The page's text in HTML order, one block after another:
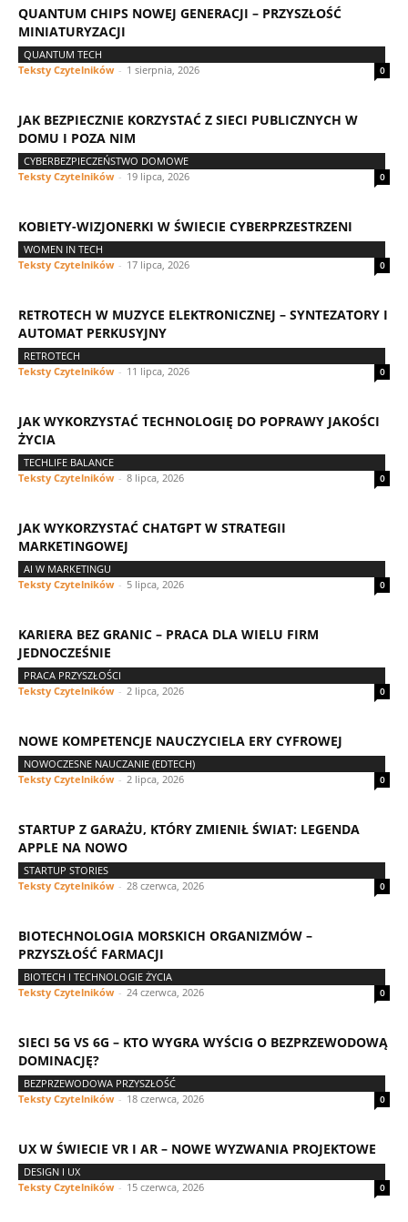
QUANTUM CHIPS NOWEJ GENERACJI – PRZYSZŁOŚĆ
MINIATURYZACJI
QUANTUM TECH
Teksty Czytelników - 1 sierpnia, 2026 0
JAK BEZPIECZNIE KORZYSTAĆ Z SIECI PUBLICZNYCH W
DOMU I POZA NIM
CYBERBEZPIECZEŃSTWO DOMOWE
Teksty Czytelników - 19 lipca, 2026 0
KOBIETY-WIZJONERKI W ŚWIECIE CYBERPRZESTRZENI
WOMEN IN TECH
Teksty Czytelników - 17 lipca, 2026 0
RETROTECH W MUZYCE ELEKTRONICZNEJ – SYNTEZATORY I
AUTOMAT PERKUSYJNY
RETROTECH
Teksty Czytelników - 11 lipca, 2026 0
JAK WYKORZYSTAĆ TECHNOLOGIĘ DO POPRAWY JAKOŚCI
ŻYCIA
TECHLIFE BALANCE
Teksty Czytelników - 8 lipca, 2026 0
JAK WYKORZYSTAĆ CHATGPT W STRATEGII
MARKETINGOWEJ
AI W MARKETINGU
Teksty Czytelników - 5 lipca, 2026 0
KARIERA BEZ GRANIC – PRACA DLA WIELU FIRM
JEDNOCZEŚNIE
PRACA PRZYSZŁOŚCI
Teksty Czytelników - 2 lipca, 2026 0
NOWE KOMPETENCJE NAUCZYCIELA ERY CYFROWEJ
NOWOCZESNE NAUCZANIE (EDTECH)
Teksty Czytelników - 2 lipca, 2026 0
STARTUP Z GARAŻU, KTÓRY ZMIENIŁ ŚWIAT: LEGENDA
APPLE NA NOWO
STARTUP STORIES
Teksty Czytelników - 28 czerwca, 2026 0
BIOTECHNOLOGIA MORSKICH ORGANIZMÓW –
PRZYSZŁOŚĆ FARMACJI
BIOTECH I TECHNOLOGIE ŻYCIA
Teksty Czytelników - 24 czerwca, 2026 0
SIECI 5G VS 6G – KTO WYGRA WYŚCIG O BEZPRZEWODOWĄ
DOMINACJĘ?
BEZPRZEWODOWA PRZYSZŁOŚĆ
Teksty Czytelników - 18 czerwca, 2026 0
UX W ŚWIECIE VR I AR – NOWE WYZWANIA PROJEKTOWE
DESIGN I UX
Teksty Czytelników - 15 czerwca, 2026 0